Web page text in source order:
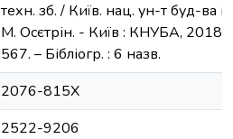
техн. зб. / Київ. нац. ун-т буд-ва і
М. Осєтрін. - Київ : КНУБА, 2018.
567. – Бібліогр. : 6 назв.
2076-815Х
2522-9206